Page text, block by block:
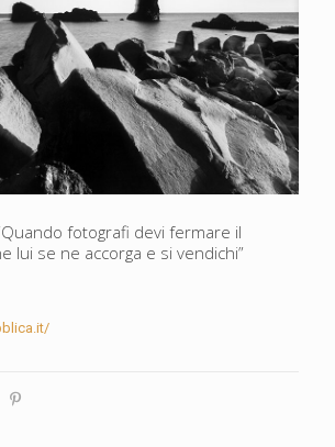
fotografi devi fermare il
lui se ne accorga e si vendichi”